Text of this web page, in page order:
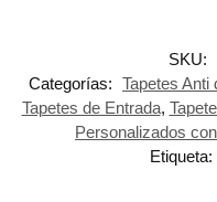
SKU:
Categorías: Tapetes Anti
Tapetes de Entrada,
Personalizados
Etiqueta: